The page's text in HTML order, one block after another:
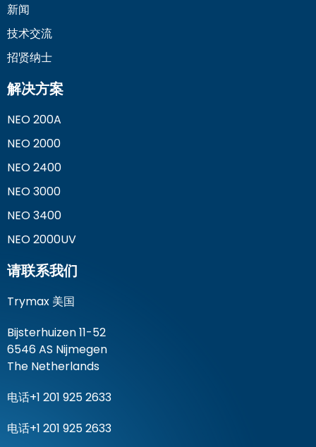
新闻
技术交流
招贤纳士
解决方案
NEO 200A
NEO 2000
NEO 2400
NEO 3000
NEO 3400
NEO 2000UV
请联系我们
Trymax 美国
Bijsterhuizen 11-52
6546 AS Nijmegen
The Netherlands
电话+1 201 925 2633
电话+1 201 925 2633